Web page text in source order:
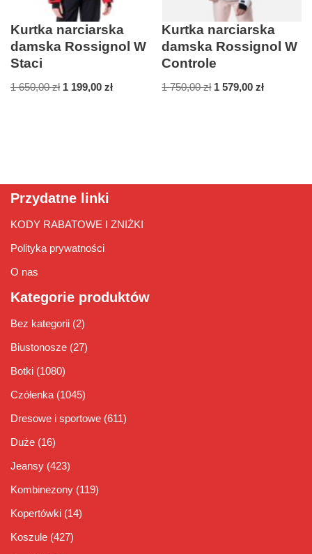
Kurtka narciarska
damska Rossignol W
Staci
1 650,00zł 1 199,00 zł
Kurtka narciarska
damska Rossignol W
Controle
1 750,00zł 1 579,00zł
Przydatne linki
KODY RABATOWE I ZNIŻKI
Polityka prywatności
O nas
Kategorie produktów
Bez kategorii (2)
Biustonosze (27)
Botki (1080)
Czółenka (1045)
Dresowe i sportowe (611)
Duże (16)
Jeansy (423)
Kombinezony (119)
Kopertówki (14)
Koszule (427)